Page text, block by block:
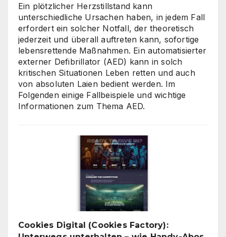
Ein plötzlicher Herzstillstand kann
unterschiedliche Ursachen haben, in jedem Fall
erfordert ein solcher Notfall, der theoretisch
jederzeit und überall auftreten kann, sofortige
lebensrettende Maßnahmen. Ein automatisierter
externer Defibrillator (AED) kann in solch
kritischen Situationen Leben retten und auch
von absoluten Laien bedient werden. Im
Folgenden einige Fallbeispiele und wichtige
Informationen zum Thema AED.
Cookies Digital (Cookies Factory):